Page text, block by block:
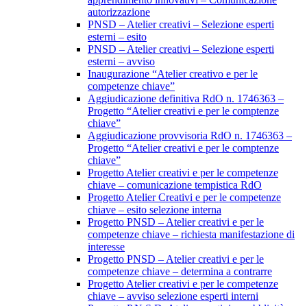
autorizzazione
PNSD – Atelier creativi – Selezione esperti
esterni – esito
PNSD – Atelier creativi – Selezione esperti
esterni – avviso
Inaugurazione “Atelier creativo e per le
competenze chiave”
Aggiudicazione definitiva RdO n. 1746363 –
Progetto “Atelier creativi e per le comptenze
chiave”
Aggiudicazione provvisoria RdO n. 1746363 –
Progetto “Atelier creativi e per le comptenze
chiave”
Progetto Atelier creativi e per le competenze
chiave – comunicazione tempistica RdO
Progetto Atelier Creativi e per le competenze
chiave – esito selezione interna
Progetto PNSD – Atelier creativi e per le
competenze chiave – richiesta manifestazione di
interesse
Progetto PNSD – Atelier creativi e per le
competenze chiave – determina a contrarre
Progetto Atelier creativi e per le competenze
chiave – avviso selezione esperti interni